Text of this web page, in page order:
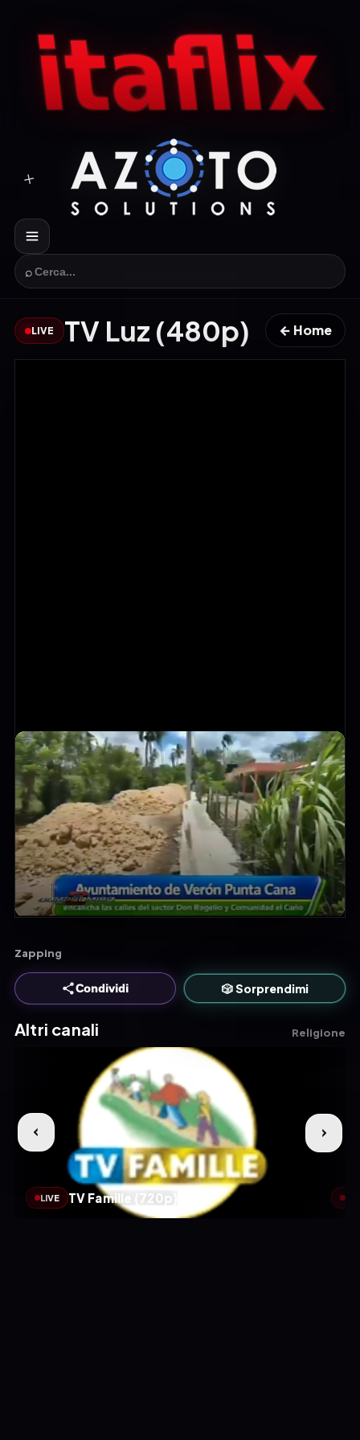
⌕
LIVE TV Luz (480p) ← Home
Zapping
Condividi 🎲 Sorprendimi
Altri canali Religione
LIVE TV Famille (720p)